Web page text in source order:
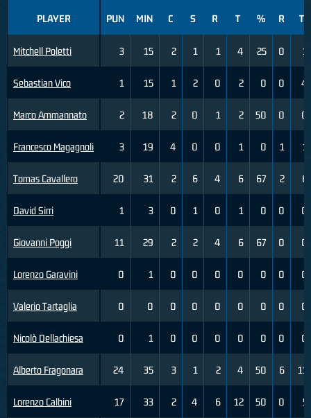
PLAYER
Mitchell Poletti
Sebastian Vico
Marco Ammannato
Francesco Magagnoli
Tomas Cavallero
David Sirri
Giovanni Poggi
Lorenzo Garavini
Valerio Tartaglia
Nicolò Dellachiesa
Alberto Fragonara
Lorenzo Calbini
PUN MIN C S R T % R T
3 15 2 1 1 4 25 0 1
1 15 1 2 0 2 0 0 4
2 18 2 0 1 2 50 0 0
3 19 4 0 0 1 0 1 1
20 31 2 6 4 6 67 2 6
1 3 0 1 0 1 0 0 0
11 29 2 2 4 6 67 0 0
0 1 0 0 0 0 0 0 0
0 0 0 0 0 0 0 0 0
0 1 0 0 0 0 0 0 0
24 35 3 1 2 4 50 6 11
17 33 2 4 6 12 50 0 5